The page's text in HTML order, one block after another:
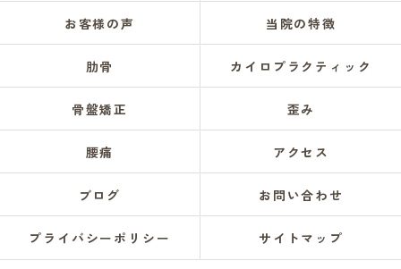
お客様の声 当院の特徴
肋骨 カイロプラクティック
骨盤矯正 歪み
腰痛 アクセス
ブログ お問い合わせ
プライバシーポリシー サイトマップ